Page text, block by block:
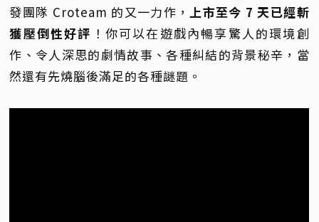
發團隊 Croteam 的又一力作， 上市至今 7 天已經斬
獲壓倒性好評 ！你可以在遊戲內暢享驚人的環境創
作、令人深思的劇情故事、各種糾結的背景秘辛，當
然還有先燒腦後滿足的各種謎題。